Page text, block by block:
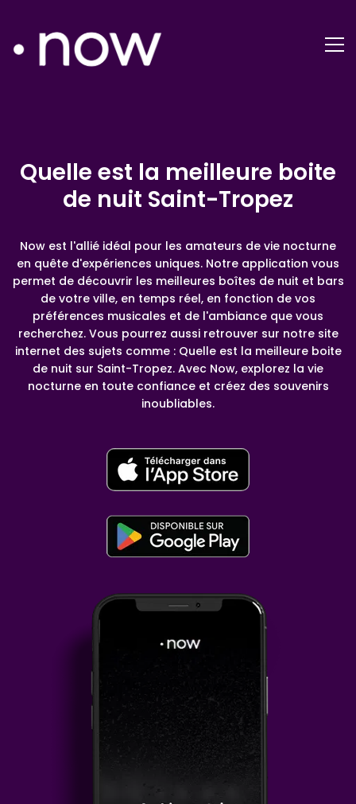
Quelle est la meilleure boite
de nuit Saint-Tropez
Now est l'allié idéal pour les amateurs de vie nocturne
en quête d'expériences uniques. Notre application vous
permet de découvrir les meilleures boîtes de nuit et bars
de votre ville, en temps réel, en fonction de vos
préférences musicales et de l'ambiance que vous
recherchez. Vous pourrez aussi retrouver sur notre site
internet des sujets comme : Quelle est la meilleure boite
de nuit sur Saint-Tropez. Avec Now, explorez la vie
nocturne en toute confiance et créez des souvenirs
inoubliables.